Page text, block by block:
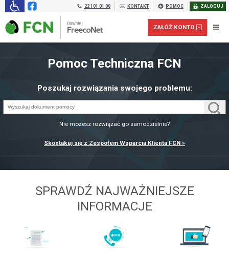
22 101 01 00 KONTAKT POMOC ZALOGUJ
ZAŁÓŻ KONTO
Pomoc Techniczna FCN
Poszukaj rozwiązania swojego problemu:
Nie możesz rozwiązać go samodzielnie?
Skontakuj się z Zespołem Wsparcia Klienta FCN »
SPRAWDŹ NAJWAŻNIEJSZE
INFORMACJE